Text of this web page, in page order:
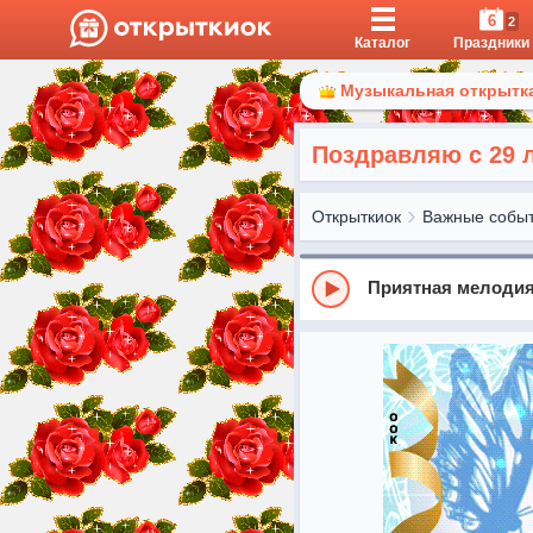
Каталог
6 2
Праздники
Музыкальная
Поздравляю с 29
Открыткиок Важные
Приятная